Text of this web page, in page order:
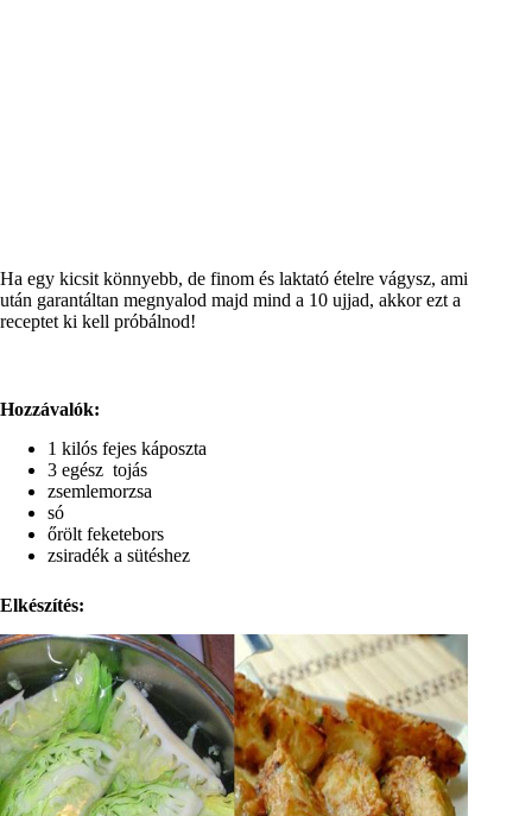
Ha egy kicsit könnyebb, de finom és laktató ételre vágysz, ami
után garantáltan megnyalod majd mind a 10 ujjad, akkor ezt a
receptet ki kell próbálnod!
Hozzávalók:
1 kilós fejes káposzta
3 egész tojás
zsemlemorzsa
só
őrölt feketebors
zsiradék a sütéshez
Elkészítés: